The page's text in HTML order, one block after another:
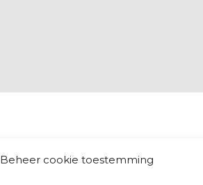
Beheer cookie toestemming